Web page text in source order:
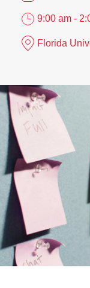
9:00 am -
Florida